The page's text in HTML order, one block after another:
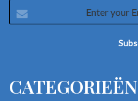
your
CATEGORIEËN